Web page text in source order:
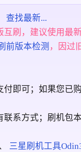
查找最新...
互刷，建议使用最
前版本检测 ，因过
付即可；如果您已
联系方式；刷机包
三星刷机工具